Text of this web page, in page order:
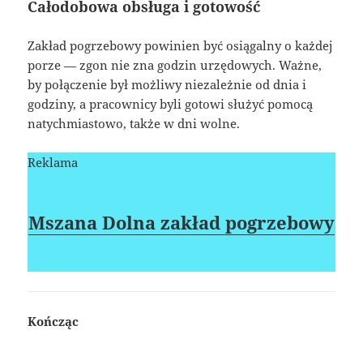
Całodobowa obsługa i gotowość
Zakład pogrzebowy powinien być osiągalny o każdej
porze — zgon nie zna godzin urzędowych. Ważne,
by połączenie był możliwy niezależnie od dnia i
godziny, a pracownicy byli gotowi służyć pomocą
natychmiastowo, także w dni wolne.
Reklama
Mszana Dolna zakład pogrzebowy
Kończąc